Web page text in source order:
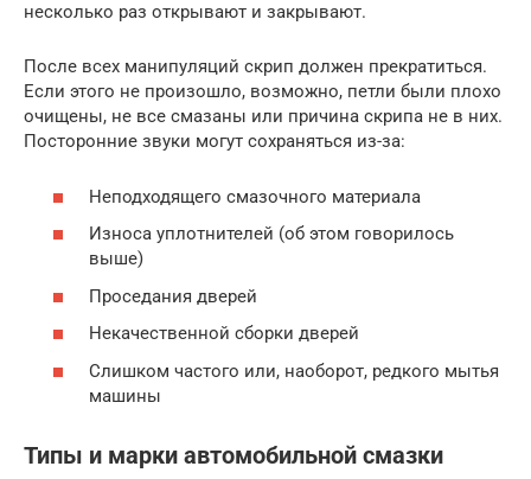
несколько раз открывают и закрывают.
После всех манипуляций скрип должен прекратиться.
Если этого не произошло, возможно, петли были плохо
очищены, не все смазаны или причина скрипа не в них.
Посторонние звуки могут сохраняться из-за:
Неподходящего смазочного материала
Износа уплотнителей (об этом говорилось
выше)
Проседания дверей
Некачественной сборки дверей
Слишком частого или, наоборот, редкого мытья
машины
Типы и марки автомобильной смазки